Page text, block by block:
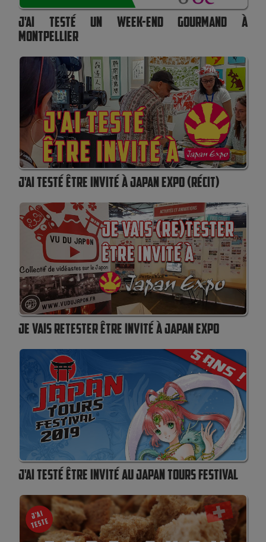
J'AI TESTÉ UN WEEK-END GOURMAND À
MONTPELLIER
J'AI TESTÉ ÊTRE INVITÉ À JAPAN EXPO (RÉCIT)
JE VAIS RETESTER ÊTRE INVITÉ À JAPAN EXPO
J'AI TESTÉ ÊTRE INVITÉ AU JAPAN TOURS FESTIVAL